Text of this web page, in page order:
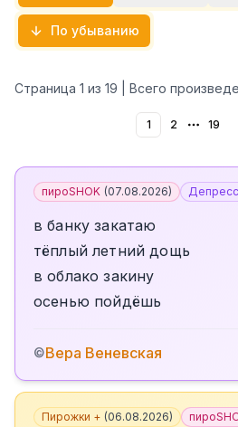
По убыванию
Страница 1 из 19 | Всего
1 2 More
19
пироSHOK (07.08.2026)
в банку закатаю
тёплый летний дощь
в облако закину
осенью пойдёшь
©Вера Веневская
Пирожки + (06.08.2026)